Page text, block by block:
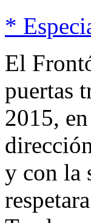
*
El
puertas
2015,
y con la